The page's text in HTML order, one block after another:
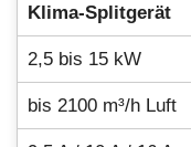
Klima-Splitgerät
2,5 bis 15 kW
bis 2100 m³/h Luft